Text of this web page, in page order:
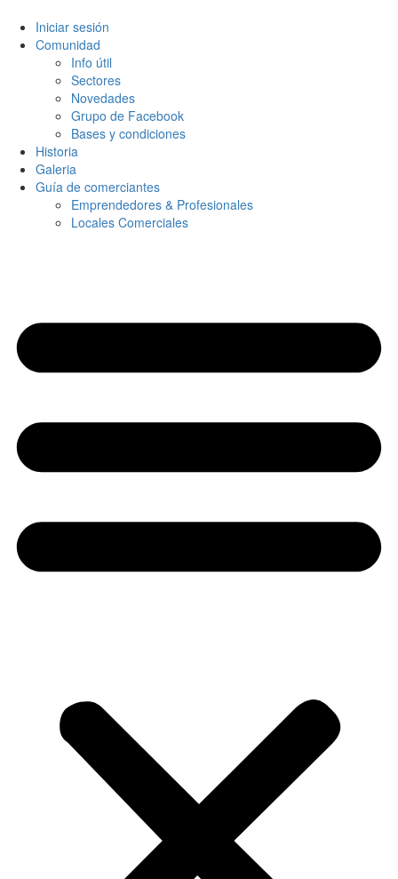
Iniciar sesión
Comunidad
Info útil
Sectores
Novedades
Grupo de Facebook
Bases y condiciones
Historia
Galeria
Guía de comerciantes
Emprendedores & Profesionales
Locales Comerciales